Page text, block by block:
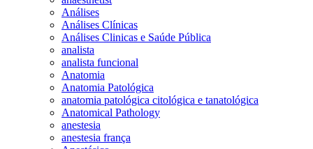
Análises
Análises Clínicas
Análises Clinicas e Saúde Pública
analista
analista funcional
Anatomia
Anatomia Patológica
anatomia patológica citológica e tanatológica
Anatomical Pathology
anestesia
anestesia frança